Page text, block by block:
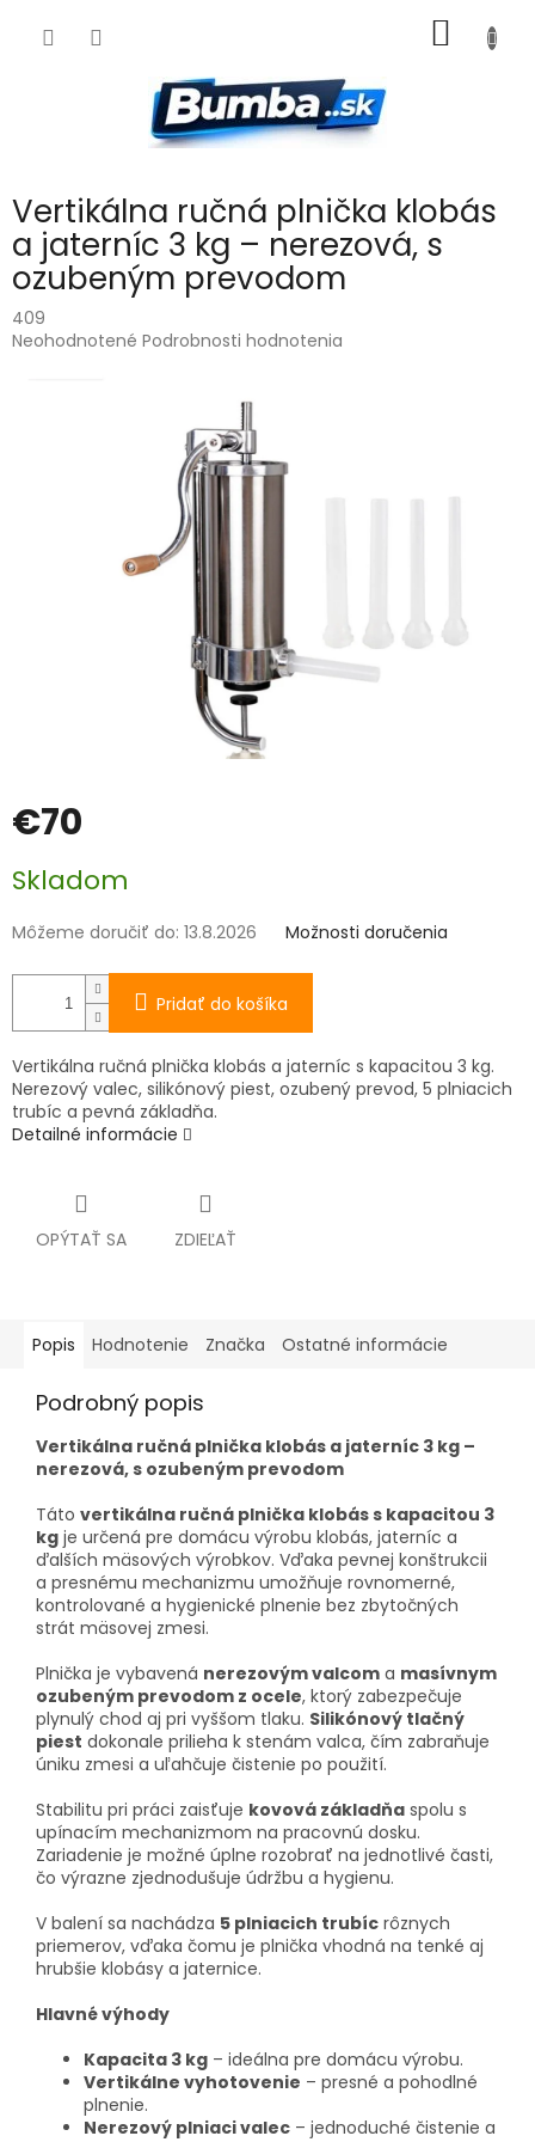
KOŠÍK
Vertikálna ručná plnička klobás
a jaterníc 3 kg – nerezová, s
ozubeným prevodom
409
Priemerné
Neohodnotené Podrobnosti hodnotenia
€70
cena:
Skladom
Môžeme doručiť do: 13.8.2026 Možnosti doručenia
Pridať do košíka
Vertikálna ručná plnička klobás a jaterníc s kapacitou 3 kg.
Nerezový valec, silikónový piest, ozubený prevod, 5 plniacich
trubíc a pevná základňa.
Detailné informácie
OPÝTAŤ SA ZDIEĽAŤ
Popis Hodnotenie Značka Ostatné informácie
Podrobný popis
Vertikálna ručná plnička klobás a jaterníc 3 kg –
nerezová, s ozubeným prevodom
Táto vertikálna ručná plnička klobás s kapacitou 3
kg je určená pre domácu výrobu klobás, jaterníc a
ďalších mäsových výrobkov. Vďaka pevnej konštrukcii
a presnému mechanizmu umožňuje rovnomerné,
kontrolované a hygienické plnenie bez zbytočných
strát mäsovej zmesi.
Plnička je vybavená nerezovým valcom a masívnym
ozubeným prevodom z ocele, ktorý zabezpečuje
plynulý chod aj pri vyššom tlaku. Silikónový tlačný
piest dokonale prilieha k stenám valca, čím zabraňuje
úniku zmesi a uľahčuje čistenie po použití.
Stabilitu pri práci zaisťuje kovová základňa spolu s
upínacím mechanizmom na pracovnú dosku.
Zariadenie je možné úplne rozobrať na jednotlivé časti,
čo výrazne zjednodušuje údržbu a hygienu.
V balení sa nachádza 5 plniacich trubíc rôznych
priemerov, vďaka čomu je plnička vhodná na tenké aj
hrubšie klobásy a jaternice.
Hlavné výhody
Kapacita 3 kg – ideálna pre domácu výrobu.
Vertikálne vyhotovenie – presné a pohodlné
plnenie.
Nerezový plniaci valec – jednoduché čistenie a